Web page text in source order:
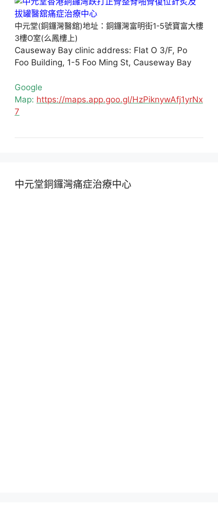
中元堂(銅鑼灣醫舘)地址：銅鑼灣富明街1-5號寶富大樓
3樓O室(么鳳樓上)
Causeway Bay clinic address: Flat O 3/F, Po
Foo Building, 1-5 Foo Ming St, Causeway Bay
Google
Map: https://maps.app.goo.gl/HzPiknywAfj1yrNx
7
中元堂銅鑼灣痛症治療中心